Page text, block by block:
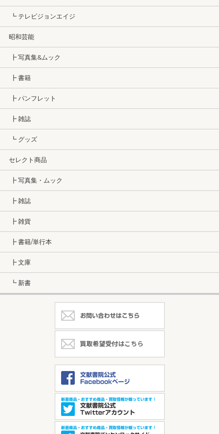
┗ テレビジョンエイジ
昭和芸能
┣ 写真集&ムック
┣ 書籍
┣ パンフレット
┣ 雑誌
┗ グッズ
セレクト商品
┣ 写真集・ムック
┣ 雑誌
┣ 雑貨
┣ 書籍/単行本
┣ 文庫
┗ 新書